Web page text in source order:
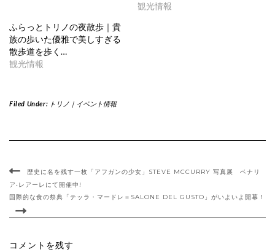
ン
ド
ウ
で
開
き
ま
だ
さ
い
(新
し
ウ
で
す)
観光情報
ふらっとトリノの夜散歩｜貴
族の歩いた優雅で美しすぎる
散歩道を歩く…
観光情報
Filed Under: トリノ｜イベント情報
歴史に名を残す一枚「アフガンの少女」STEVE MCCURRY 写真展 ベナリ
ア•レアーレにて開催中!
国際的な食の祭典「テッラ・マードレ＝SALONE DEL GUSTO」がいよいよ開幕！
コメントを残す